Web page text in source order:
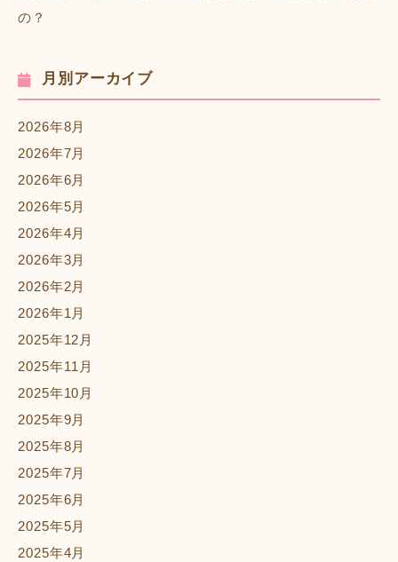
の？
月別アーカイブ
2026年8月
2026年7月
2026年6月
2026年5月
2026年4月
2026年3月
2026年2月
2026年1月
2025年12月
2025年11月
2025年10月
2025年9月
2025年8月
2025年7月
2025年6月
2025年5月
2025年4月